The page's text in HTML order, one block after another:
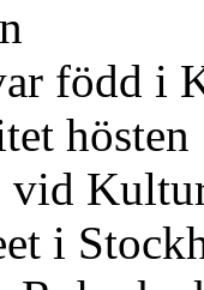
född i
vid
i